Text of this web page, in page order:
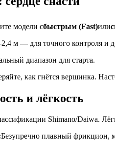
модели сбыстрым (Fast)или
м — для точного контроля и
диапазон для старта.
как гнётся вершинка.
и лёгкость
Shimano/Daiwa.
Безупречно плавный фрикцион,